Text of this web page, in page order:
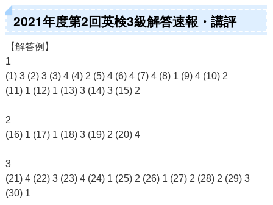
2021年度第2回英検3級解答速報・講評
【解答例】
1
(1) 3 (2) 3 (3) 4 (4) 2 (5) 4 (6) 4 (7) 4 (8) 1 (9) 4 (10) 2
(11) 1 (12) 1 (13) 3 (14) 3 (15) 2
2
(16) 1 (17) 1 (18) 3 (19) 2 (20) 4
3
(21) 4 (22) 3 (23) 4 (24) 1 (25) 2 (26) 1 (27) 2 (28) 2 (29) 3
(30) 1